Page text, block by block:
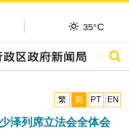
35°C
搜寻
繁
简 PT EN
泽列席立法会全体会